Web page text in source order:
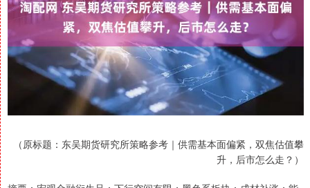
（原标题：东吴期货研究所策略参考｜供需基本面偏紧，双焦估值攀
升，后市怎么走？）